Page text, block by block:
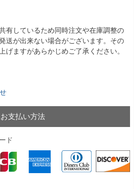
有しているため同時注文や在庫調整の
送が出来ない場合がございます。その
げますがあらかじめご了承ください。
お支払い方法
ド